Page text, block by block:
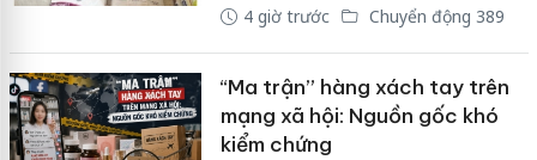
4 giờ trước Chuyển động 389
“Ma trận” hàng xách tay trên
mạng xã hội: Nguồn gốc khó
kiểm chứng